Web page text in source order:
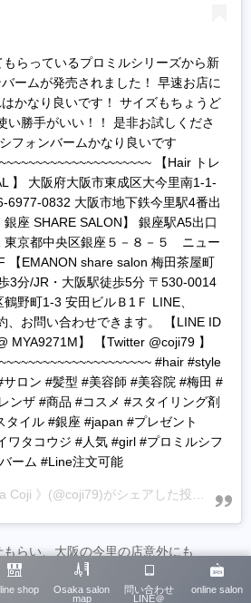
らっているプロミルシリーズから新
ームが発売されました！ 早速お店に
かなり良いです！ サイズもちょうど
い勝手がいい！！ 是非お試しくださ
フォンバームかなり良いです
【Hair トレ
】 大阪府大阪市東成区大今里南1-1-
6977-0832 大阪市地下鉄今里駅4番出
座 SHARE SALON】 銀座駅A5出口
東京都中央区銀座５－８－５ ニュー
【EMANON share salon 梅田茶屋町
3分/JR・大阪駅徒歩5分 〒530-0014
野町1-3 安田ビルＢ1Ｆ LINE、
、お問い合わせできます。 【LINE ID
MYA9271M】 【Twitter @coji79 】
#hair #style
ロン #髪型 #美容師 #美容院 #梅田 #
ンザ #商品 #コスメ #スタイリング剤
タイル #銀座 #japan #プレゼント
ワタコウジ #人気 #girl #プロミルシフ
ーム #Line注文可能
Coji 》 (@coji79)がシェアした投稿 - 2020
らい、大阪の今里の店意外にも
シェアサロンEMANON
shop
Osaka salon
map
問い合わせ
LINE＠
online salon